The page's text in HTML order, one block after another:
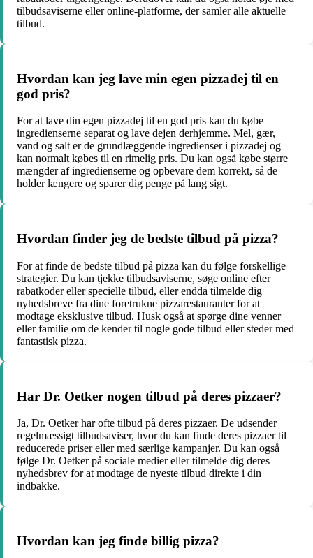
tilbudsaviserne eller online-platforme, der samler alle aktuelle
tilbud.
Hvordan kan jeg lave min egen pizzadej til en
god pris?
For at lave din egen pizzadej til en god pris kan du købe
ingredienserne separat og lave dejen derhjemme. Mel, gær,
vand og salt er de grundlæggende ingredienser i pizzadej og
kan normalt købes til en rimelig pris. Du kan også købe større
mængder af ingredienserne og opbevare dem korrekt, så de
holder længere og sparer dig penge på lang sigt.
Hvordan finder jeg de bedste tilbud på pizza?
For at finde de bedste tilbud på pizza kan du følge forskellige
strategier. Du kan tjekke tilbudsaviserne, søge online efter
rabatkoder eller specielle tilbud, eller endda tilmelde dig
nyhedsbreve fra dine foretrukne pizzarestauranter for at
modtage eksklusive tilbud. Husk også at spørge dine venner
eller familie om de kender til nogle gode tilbud eller steder med
fantastisk pizza.
Har Dr. Oetker nogen tilbud på deres pizzaer?
Ja, Dr. Oetker har ofte tilbud på deres pizzaer. De udsender
regelmæssigt tilbudsaviser, hvor du kan finde deres pizzaer til
reducerede priser eller med særlige kampanjer. Du kan også
følge Dr. Oetker på sociale medier eller tilmelde dig deres
nyhedsbrev for at modtage de nyeste tilbud direkte i din
indbakke.
Hvordan kan jeg finde billig pizza?